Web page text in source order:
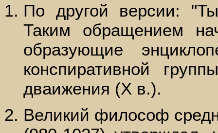
По другой версии:
Таким обращением
образующие
конспиративной
дваижения (Х в.).
Великий философ